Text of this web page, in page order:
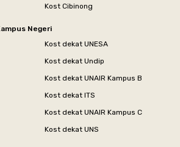
Kost Cibinong
Negeri
Kost dekat UNESA
Kost dekat Undip
Kost dekat UNAIR Kampus B
Kost dekat ITS
Kost dekat UNAIR Kampus C
Kost dekat UNS